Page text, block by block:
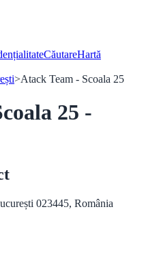
CăutareHartă
>Atack Team - Scoala 25
25 -
023445, România